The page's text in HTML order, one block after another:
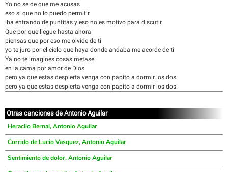
Yo no se de que me acusas
eso si que no lo puedo permitir
iba entrando de puntitas y eso no es motivo para discutir
Que por que llegue hasta ahora
piensas que por eso me olvide de ti
yo te juro por el cielo que haya donde andaba me acorde de ti
Ya no te imagines cosas metase
en la cama por amor de Dios
pero ya que estas despierta venga con papito a dormir los dos
pero ya que estas despierta venga con papito a dormir los dos.
Otras canciones de Antonio Aguilar
Heraclio Bernal, Antonio Aguilar
Corrido de Lucio Vasquez, Antonio Aguilar
Sentimiento de dolor, Antonio Aguilar